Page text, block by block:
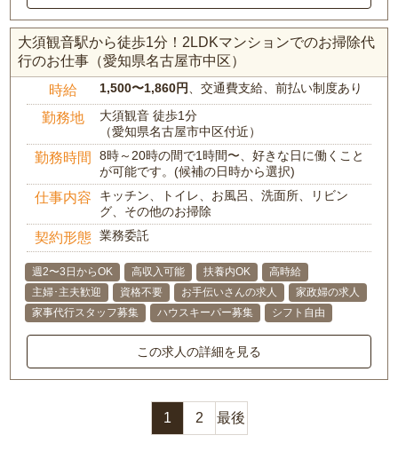
大須観音駅から徒歩1分！2LDKマンションでのお掃除代
行のお仕事（愛知県名古屋市中区）
時給 1,500〜1,860円 、交通費支給、前払い制度あり
勤務地
大須観音 徒歩1分
（愛知県名古屋市中区付近）
勤務時間
8時～20時の間で1時間〜、好きな日に働くこと
が可能です。(候補の日時から選択)
仕事内容
キッチン、トイレ、お風呂、洗面所、リビン
グ、その他のお掃除
契約形態 業務委託
週2〜3日からOK 高収入可能 扶養内OK
高時給
主婦･主夫歓迎
資格不要 お手伝いさんの求人
家政婦の求人
家事代行スタッフ募集
ハウスキーパー募集 シフト自由
この求人の詳細を見る
1 2 最後